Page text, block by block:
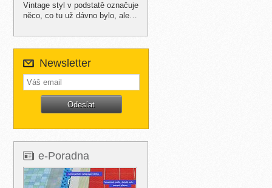
Vintage styl v podstatě označuje
něco, co tu už dávno bylo, ale…
Newsletter
e-Poradna